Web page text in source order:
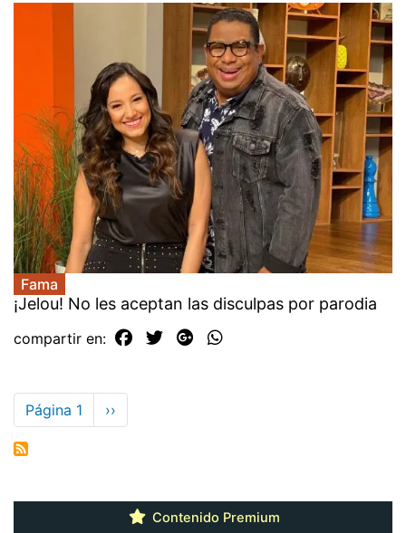
Fama
¡Jelou! No les aceptan las disculpas por parodia
compartir en:
Paginación
Página 1
Siguiente
página
››
Contenido Premium